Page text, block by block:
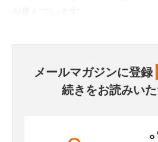
メールマガジンに登録
続きをお読みい